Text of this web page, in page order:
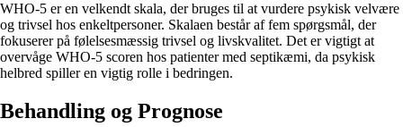
WHO-5 er en velkendt skala, der bruges til at vurdere psykisk velvære
og trivsel hos enkeltpersoner. Skalaen består af fem spørgsmål, der
fokuserer på følelsesmæssig trivsel og livskvalitet. Det er vigtigt at
overvåge WHO-5 scoren hos patienter med septikæmi, da psykisk
helbred spiller en vigtig rolle i bedringen.
Behandling og Prognose